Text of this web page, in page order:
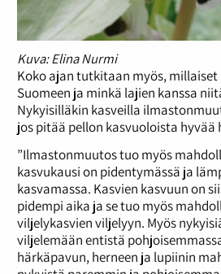
Kuva: Elina Nurmi
Koko ajan tutkitaan myös,
Suomeen ja minkä lajien kanssa
Nykyisilläkin kasveilla
jos pitää pellon kasvuoloista hyvää
”Ilmastonmuutos tuo myös
kasvukausi on pidentymässä ja
kasvamassa. Kasvien kasvuun on
pidempi aika ja se tuo myös
viljelykasvien viljelyyn. Myös
viljelemään entistä
härkäpavun, herneen ja lupiinin